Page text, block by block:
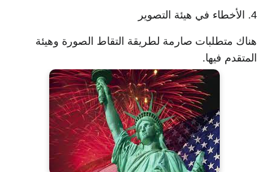
4. الأخطاء في هيئة التصوير
هناك متطلبات صارمة لطريقة التقاط الصورة وهيئة
المتقدم فيها.